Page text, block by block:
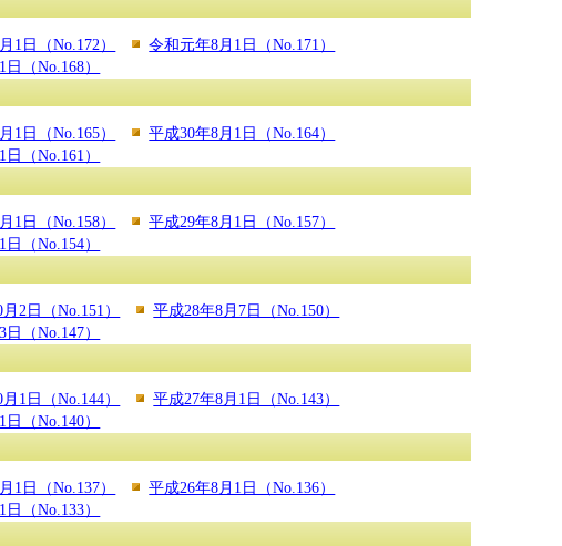
1日（No.172）
令和元年8月1日（No.171）
（No.168）
1日（No.165）
平成30年8月1日（No.164）
（No.161）
1日（No.158）
平成29年8月1日（No.157）
（No.154）
2日（No.151）
平成28年8月7日（No.150）
（No.147）
1日（No.144）
平成27年8月1日（No.143）
（No.140）
1日（No.137）
平成26年8月1日（No.136）
（No.133）